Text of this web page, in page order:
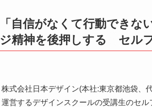
「自信がなくて行動でき
ジ精神を後押しする セル
株式会社日本デザイン(本社:東京都池袋、
運営するデザインスクールの受講生のセ